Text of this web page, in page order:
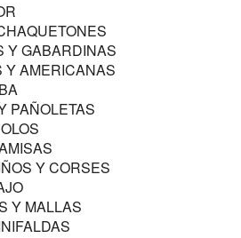
Y GABARDINAS
Y AMERICANAS
PAÑOLETAS
Y CORSES
Y MALLAS